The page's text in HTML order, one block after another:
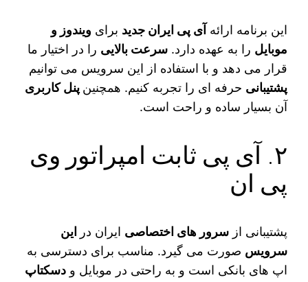
این برنامه ارائه آی‌ پی ایران جدید برای ویندوز و
موبایل را به عهده دارد.سرعت بالایی را در اختیار ما
قرار می‌ دهد و با استفاده از این سرویس می‌ توانیم
پشتیبانی حرفه‌ ای را تجربه کنیم. همچنین پنل کاربری
آن بسیار ساده و راحت است.
۲. آی‌ پی ثابت امپراتور وی‌
پی‌ ان
پشتیبانی ازسرور های اختصاصی ایران در
این
سرویس صورت می‌ گیرد. مناسب برای دسترسی به
اپ‌ های بانکی است و به راحتی در موبایل ودسکتاپ